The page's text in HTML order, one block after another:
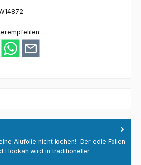
Alufolie nicht lochen! Der edle Folien
Hookah wird in traditioneller